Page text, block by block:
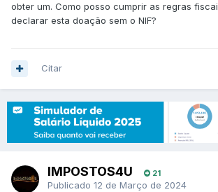
obter um. Como posso cumprir as regras
declarar esta doação sem o NIF?
Citar
IMPOSTOS4U 21
Publicado 12 de Março de 2024